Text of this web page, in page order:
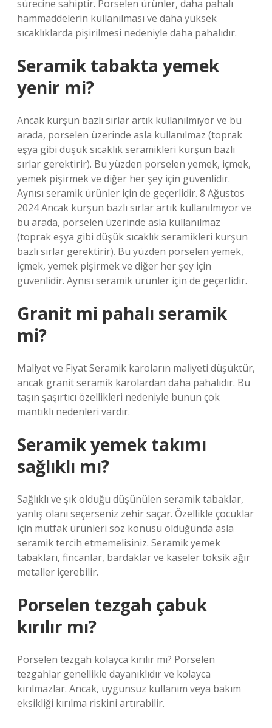
sürecine sahiptir. Porselen ürünler, daha pahalı
hammaddelerin kullanılması ve daha yüksek
sıcaklıklarda pişirilmesi nedeniyle daha pahalıdır.
Seramik tabakta yemek
yenir mi?
Ancak kurşun bazlı sırlar artık kullanılmıyor ve bu
arada, porselen üzerinde asla kullanılmaz (toprak
eşya gibi düşük sıcaklık seramikleri kurşun bazlı
sırlar gerektirir). Bu yüzden porselen yemek, içmek,
yemek pişirmek ve diğer her şey için güvenlidir.
Aynısı seramik ürünler için de geçerlidir. 8 Ağustos
2024 Ancak kurşun bazlı sırlar artık kullanılmıyor ve
bu arada, porselen üzerinde asla kullanılmaz
(toprak eşya gibi düşük sıcaklık seramikleri kurşun
bazlı sırlar gerektirir). Bu yüzden porselen yemek,
içmek, yemek pişirmek ve diğer her şey için
güvenlidir. Aynısı seramik ürünler için de geçerlidir.
Granit mi pahalı seramik
mi?
Maliyet ve Fiyat Seramik karoların maliyeti düşüktür,
ancak granit seramik karolardan daha pahalıdır. Bu
taşın şaşırtıcı özellikleri nedeniyle bunun çok
mantıklı nedenleri vardır.
Seramik yemek takımı
sağlıklı mı?
Sağlıklı ve şık olduğu düşünülen seramik tabaklar,
yanlış olanı seçerseniz zehir saçar. Özellikle çocuklar
için mutfak ürünleri söz konusu olduğunda asla
seramik tercih etmemelisiniz. Seramik yemek
tabakları, fincanlar, bardaklar ve kaseler toksik ağır
metaller içerebilir.
Porselen tezgah çabuk
kırılır mı?
Porselen tezgah kolayca kırılır mı? Porselen
tezgahlar genellikle dayanıklıdır ve kolayca
kırılmazlar. Ancak, uygunsuz kullanım veya bakım
eksikliği kırılma riskini artırabilir.